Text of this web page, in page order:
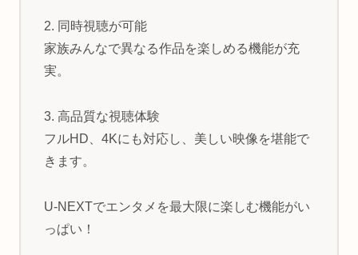
2. 同時視聴が可能
家族みんなで異なる作品を楽しめる機能が充
実。
3. 高品質な視聴体験
フルHD、4Kにも対応し、美しい映像を堪能で
きます。
U-NEXTでエンタメを最大限に楽しむ機能がい
っぱい！